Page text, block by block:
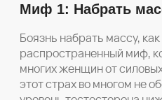
Миф 1: Набрать
Боязнь набрать массу,
распространенный миф,
многих женщин от
этот страх во многом не